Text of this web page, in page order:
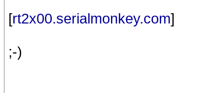
[rt2x00.serialmonkey.com]
;-)